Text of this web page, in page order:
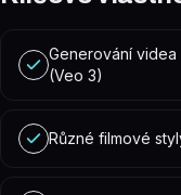
Generování
(Veo 3)
Různé filmové